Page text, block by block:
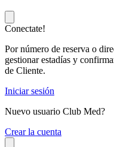
Conectate!
Por número de reserva o
gestionar estadías y
de Cliente.
Iniciar sesión
Nuevo usuario Club Med?
Crear la cuenta